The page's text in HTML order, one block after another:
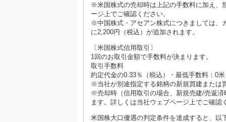
※米国株式の売却時は上記の手数料に加え、
ージ上でご確認ください。
※中国株式・アセアン株式につきましては、
に2,200円（税込）が追加されます。
〔米国株式信用取引〕
1回のお取引金額で手数料が決まります。
取引手数料
約定代金の0.33％（税込）・最低手数料：0
※当社が別途指定する銘柄の新規買建または
※売却時（信用取引の場合、新規売建/売返
ます。詳しくは当社ウェブページ上でご確認
米国株大口優遇の判定条件を達成すると、